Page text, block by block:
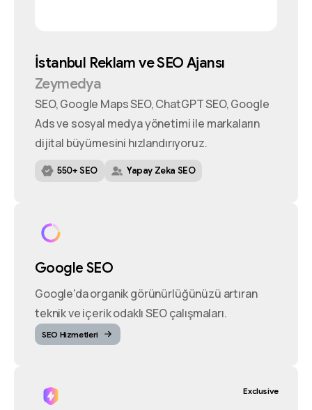
İstanbul ReklamveSEOAjansı
Zeymedya
SEO, Google Maps SEO, ChatGPT SEO, Google
Ads ve sosyal medya yönetimi ile markaların
dijital büyümesini hızlandırıyoruz.
550+ SEO Yapay Zeka SEO
Google SEO
Google'da organik görünürlüğünüzü artıran
teknik ve içerik odaklı SEO çalışmaları.
SEO Hizmetleri
Exclusive